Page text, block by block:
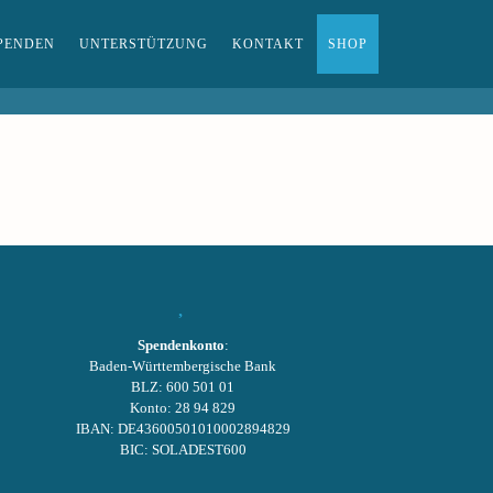
UNTERSTÜTZUNG KONTAKT SHOP
Spendenkonto:
Baden-Württembergische Bank
BLZ: 600 501 01
Konto: 28 94 829
IBAN: DE43600501010002894829
BIC: SOLADEST600